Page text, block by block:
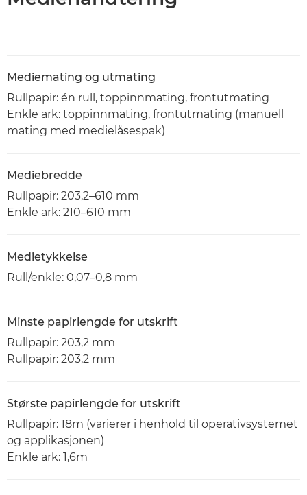
Mediemating og utmating
Rullpapir: én rull, toppinnmating, frontutmating
Enkle ark: toppinnmating, frontutmating (manuell
mating med medielåsespak)
Mediebredde
Rullpapir: 203,2–610 mm
Enkle ark: 210–610 mm
Medietykkelse
Rull/enkle: 0,07–0,8 mm
Minste papirlengde for utskrift
Rullpapir: 203,2 mm
Rullpapir: 203,2 mm
Største papirlengde for utskrift
Rullpapir: 18m (varierer i henhold til operativsystemet
og applikasjonen)
Enkle ark: 1,6m